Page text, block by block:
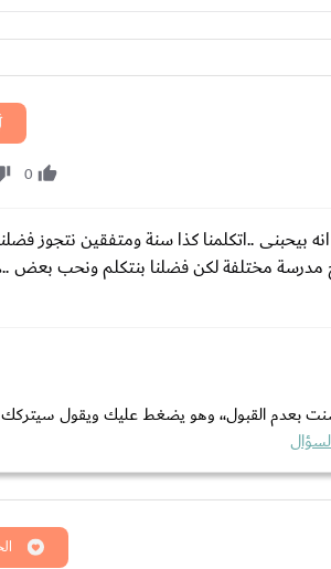
0
لمدة ٤سنين وبعدها كل واحد راح مدرسة مختلفة لكن فضلنا بنتكلم
بعدم القبول،، وهو يضغط عليك ويقول